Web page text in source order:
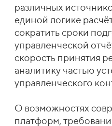
различных
единой логике
сократить сроки
управленческой
скорость принятия
аналитику частью
управленческого
О возможностях
платформ,